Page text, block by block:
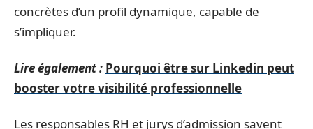
concrètes d’un profil dynamique, capable de
s’impliquer.
Lire également : Pourquoi être sur Linkedin peut
booster votre visibilité professionnelle
Les responsables RH et jurys d’admission savent